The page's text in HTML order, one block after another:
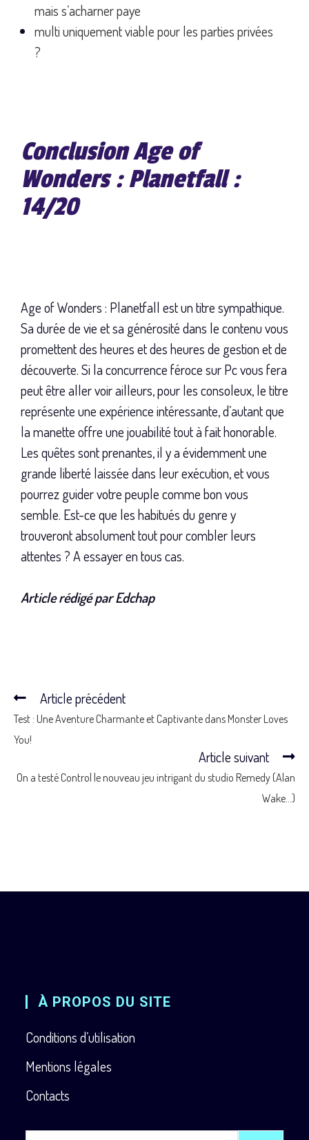
mais s’acharner paye
multi uniquement viable pour les parties privées
?
Conclusion Age of
Wonders : Planetfall :
14/20
Age of Wonders : Planetfall est un titre sympathique.
Sa durée de vie et sa générosité dans le contenu vous
promettent des heures et des heures de gestion et de
découverte. Si la concurrence féroce sur Pc vous fera
peut être aller voir ailleurs, pour les consoleux, le titre
représente une expérience intéressante, d’autant que
la manette offre une jouabilité tout à fait honorable.
Les quêtes sont prenantes, il y a évidemment une
grande liberté laissée dans leur exécution, et vous
pourrez guider votre peuple comme bon vous
semble. Est-ce que les habitués du genre y
trouveront absolument tout pour combler leurs
attentes ? A essayer en tous cas.
Article rédigé par Edchap
Article précédent
Test : Une Aventure Charmante et Captivante dans Monster Loves
You!
Article suivant
On a testé Control le nouveau jeu intrigant du studio Remedy (Alan
Wake…)
À PROPOS DU SITE
Conditions d’utilisation
Mentions légales
Contacts